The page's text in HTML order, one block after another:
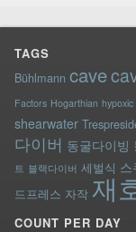
TAGS
Bühlmann cave
Factors Hogarthian hypoxic
shearwater
다이버 동굴다이빙
트 블랙다이버 세벌식 스
드프레스 자작 재
COUNT PER DAY